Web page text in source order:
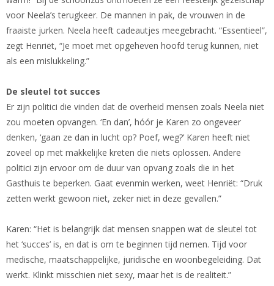
voor Neela’s terugkeer. De mannen in pak, de vrouwen in de
fraaiste jurken. Neela heeft cadeautjes meegebracht. “Essentieel”,
zegt Henriët, “Je moet met opgeheven hoofd terug kunnen, niet
als een mislukkeling.”
De sleutel tot succes
Er zijn politici die vinden dat de overheid mensen zoals Neela niet
zou moeten opvangen. ‘En dan’, hóór je Karen zo ongeveer
denken, ‘gaan ze dan in lucht op? Poef, weg?’ Karen heeft niet
zoveel op met makkelijke kreten die niets oplossen. Andere
politici zijn ervoor om de duur van opvang zoals die in het
Gasthuis te beperken. Gaat evenmin werken, weet Henriët: “Druk
zetten werkt gewoon niet, zeker niet in deze gevallen.”
Karen: “Het is belangrijk dat mensen snappen wat de sleutel tot
het ‘succes’ is, en dat is om te beginnen tijd nemen. Tijd voor
medische, maatschappelijke, juridische en woonbegeleiding. Dat
werkt. Klinkt misschien niet sexy, maar het is de realiteit.”